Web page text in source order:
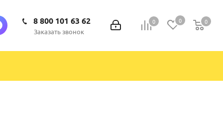
0 0 0
0
8 800 101 63 62
Заказать звонок